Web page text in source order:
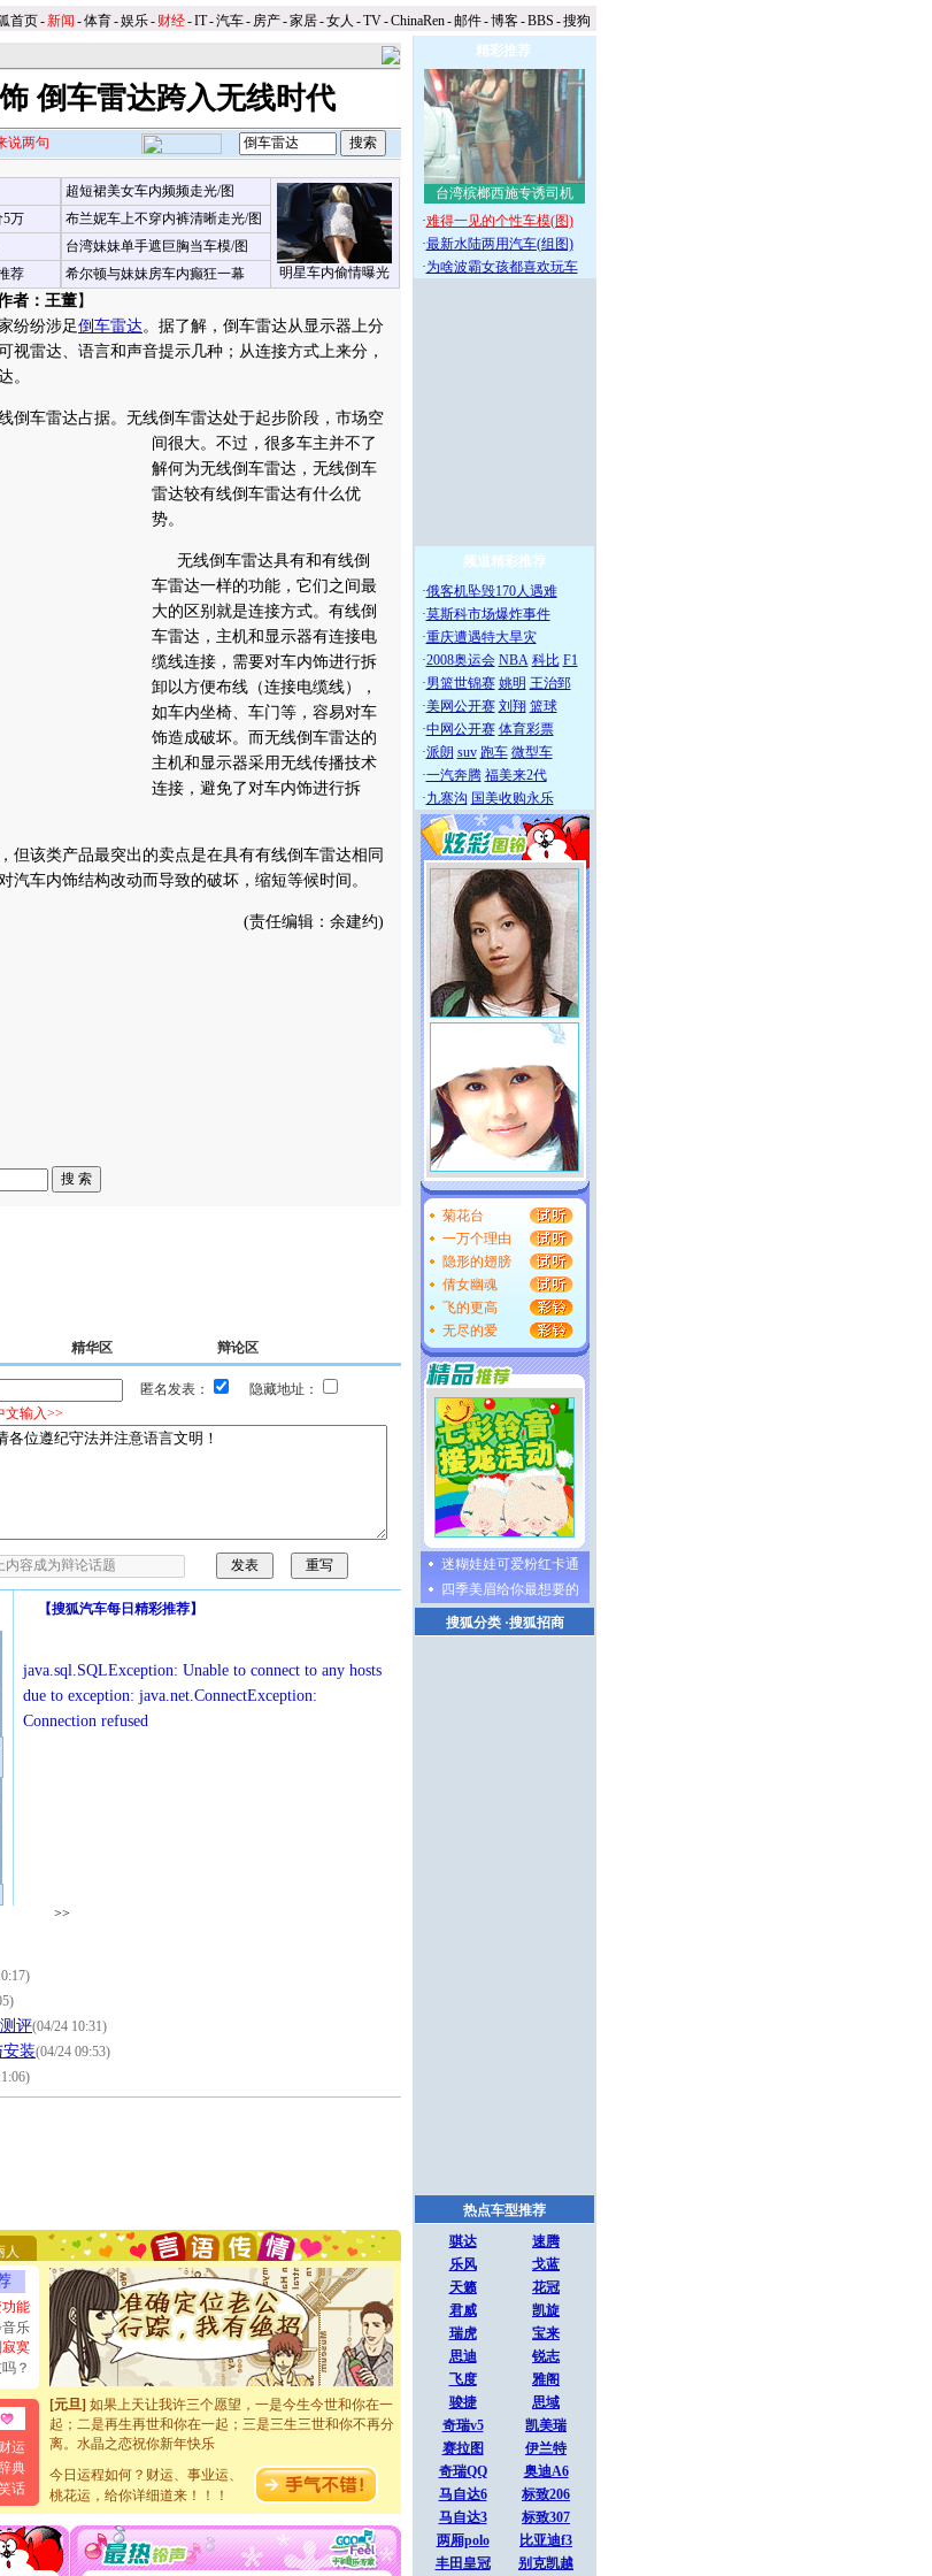
首页-新闻 -体育-娱乐- 财经-IT-汽车- 房产-家居-女人 -TV-ChinaRen-邮件-博客-BBS -搜狗
倒车雷达跨入无线时代
说两句
万
荐
超短裙美女车内频频走光/图
明星车内偷情曝光
布兰妮车上不穿内裤清晰走光/图
台湾妹妹单手遮巨胸当车模/图
希尔顿与妹妹房车内癫狂一幕
者：王董】
纷纷涉足倒车雷达。据了解，倒车雷达从显示器上分
视雷达、语言和声音提示几种；从连接方式上来分，
。
车雷达占据。 无线倒车雷达处于起步阶段，市场空
间很大。不过，很多车主并不了
解何为无线倒车雷达，无线倒车
雷达较有线倒车雷达有什么优
势。
无线倒车雷达具有和有线倒
车雷达一样的功能，它们之间最
大的区别就是连接方式。有线倒
车雷达，主机和显示器有连接电
缆线连接，需要对车内饰进行拆
卸以方便布线（连接电缆线），
如车内坐椅、车门等，容易对车
饰造成破坏。而无线倒车雷达的
主机和显示器采用无线传播技术
连接，避免了对车内饰进行拆
该类产品最突出的卖点是在具有有线倒车雷达相同
汽车内饰结构改动而导致的破坏，缩短等候时间。
(责任编辑：余建约)
精华区 辩论区
匿名发表：
隐藏地址：
文输入>>
【搜狐汽车每日精彩推荐】
java.sql.SQLException: Unable to connect to any hosts
due to exception: java.net.ConnectException:
Connection refused
>>
评(04/24 10:31)
装(04/24 09:53)
人
能
乐
寂寞
？
运
典
话
[圣诞节]不只这样的日子才会想起你,而是这样的日子才
能正大光明地骚扰你,告诉你,圣诞要快乐!新年要快乐!天
天都要快乐噢!
[圣诞节]奉上一颗祝福的心,在这个特别的日子里,愿幸福,
如意,快乐,鲜花,一切美好的祝愿与你同在.圣诞快乐!
[元旦]看到你我会触电；看不到你我要充电；没有你我会
断电。爱你是我职业，想你是我事业，抱你是我特长，吻
你是我专业！水晶之恋祝你新年快乐
[元旦] 如果上天让我许三个愿望，一是今生今世和你在一
起；二是再生再世和你在一起；三是三生三世和你不再分
离。水晶之恋祝你新年快乐
[元旦] 当我狠下心扭头离去那一刻，你在我身后无助地哭
泣，这痛楚让我明白我多么爱你。我转身抱住你：这猪不
卖了。水晶之恋祝你新年快乐。
[春节]风柔雨润好月圆，半岛铁盒伴身边，每日尽显开心
颜！冬去春来似水如烟，劳碌人生需尽欢！听一曲轻歌，
道一声平安！新年吉祥万事如愿
[春节]传说薰衣草有四片叶子：第一片叶子是信仰，第二
今日运程如何？财运、事业运、
桃花运，给你详细道来！！！
精彩推荐
台湾槟榔西施专诱司机
·难得一见的个性车模(图)
·最新水陆两用汽车(组图)
·为啥波霸女孩都喜欢玩车
频道精彩推荐
·俄客机坠毁170人遇难
·莫斯科市场爆炸事件
·重庆遭遇特大旱灾
·2008奥运会 NBA 科比 F1
·男篮世锦赛 姚明 王治郅
·美网公开赛 刘翔 篮球
·中网公开赛 体育彩票
·派朗 suv 跑车 微型车
·一汽奔腾 福美来2代
·九寨沟 国美收购永乐
菊花台
一万个理由
隐形的翅膀
倩女幽魂
飞的更高
无尽的爱
迷糊娃娃可爱粉红卡通
四季美眉给你最想要的
搜狐分类·搜狐招商
热点车型推荐
骐达
速腾
乐风
戈蓝
天籁
花冠
君威
凯旋
瑞虎
宝来
思迪
锐志
飞度
雅阁
骏捷
思域
奇瑞v5
凯美瑞
赛拉图
伊兰特
奇瑞QQ
奥迪A6
马自达6
标致206
马自达3
标致307
两厢polo
比亚迪f3
丰田皇冠
别克凯越